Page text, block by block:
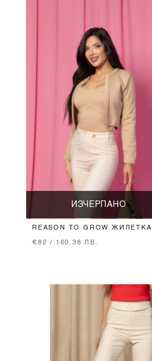
ИЗЧЕРПАНО
REASON TO GROW ЖИЛЕТКА
€82 / 160.38 ЛВ.